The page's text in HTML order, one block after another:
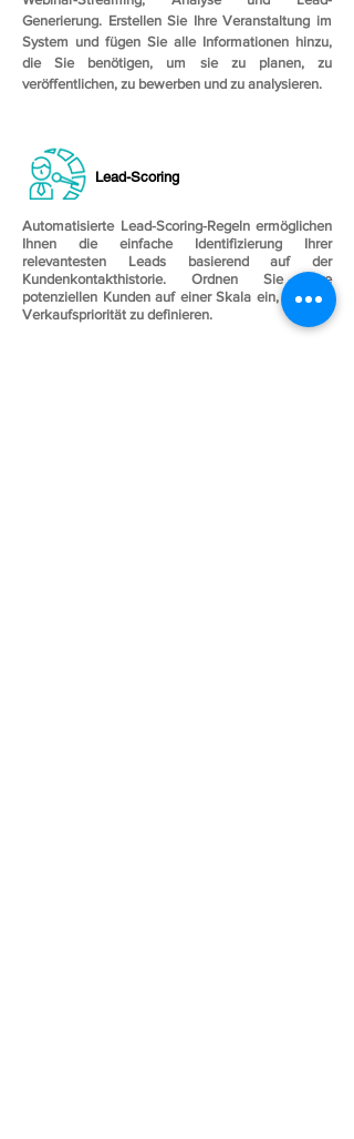
Generierung. Erstellen Sie Ihre Veranstaltung im
System und fügen Sie alle Informationen hinzu,
die Sie benötigen, um sie zu planen, zu
veröffentlichen, zu bewerben und zu analysieren.
Lead-Scoring
Automatisierte Lead-Scoring-Regeln ermöglichen
Ihnen die einfache Identifizierung Ihrer
relevantesten Leads basierend auf der
Kundenkontakthistorie. Ordnen Sie Ihre
potenziellen Kunden auf einer Skala ein, um ihre
Verkaufspriorität zu definieren.